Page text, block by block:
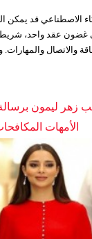
الاصطناعي قد يمكن
في غضون عقد واحد،
والاتصال
زهر ليمون برسالة
الأمهات